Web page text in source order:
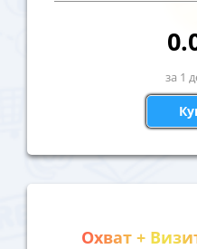
за 1
Охват +